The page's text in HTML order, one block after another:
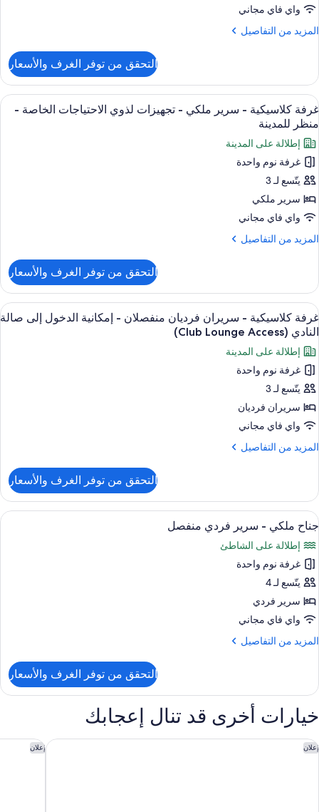
-
للمدينة
Access)
ملكي
منظر
واي فاي مجاني
المزيد من التفاصيل
المزيد
غرفة
كلاسيكية
-
سرير
ملكي
-
منظر
للمدينة
التحقق من توفر الغرف والأسعار
استعراض
جميع
صور
غرفة
كلاسيكية
-
سرير
ملكي
-
تجهيزات
الاحتياجات
الخاصة
-
منظر
للمدينة
أغطية فراش متميزة وألحفة محشوة
14
غرفة كلاسيكية - سرير ملكي - تجهيزات لذوي الاحتياجات الخاصة -
منظر للمدينة
إطلالة على المدينة
غرفة نوم واحدة
يتّسع لـ 3
سرير ملكي
واي فاي مجاني
المزيد من التفاصيل
المزيد
غرفة
كلاسيكية
-
سرير
ملكي
-
تجهيزات
لذوي
الاحتياجات
الخاصة
منظر
للمدينة
التحقق من توفر الغرف والأسعار
استعراض
جميع
صور
غرفة
كلاسيكية
-
سريران
فرديان
منفصلان
الدخول
إلى
صالة
النادي
(Club
Lounge
Access)
أغطية فراش متميزة وألحفة محشوة
11
غرفة كلاسيكية - سريران فرديان منفصلان - إمكانية الدخول إلى صالة
النادي (Club Lounge Access)
إطلالة على المدينة
غرفة نوم واحدة
يتّسع لـ 3
سريران فرديان
واي فاي مجاني
المزيد من التفاصيل
المزيد
غرفة
كلاسيكية
-
سريران
فرديان
منفصلان
إمكانية
الدخول
إلى
صالة
النادي
(Club
التحقق من توفر الغرف والأسعار
استعراض
جميع
صور
جناح
ملكي
-
سرير
فردي
منفصل
أغطية فراش متميزة وألحفة محشوة
25
جناح ملكي - سرير فردي منفصل
إطلالة على الشاطئ
غرفة نوم واحدة
يتّسع لـ 4
سرير فردي
واي فاي مجاني
المزيد من التفاصيل
المزيد
جناح
ملكي
-
سرير
فردي
منفصل
التحقق من توفر الغرف والأسعار
خيارات أخرى قد تنال إعجابك
إعلان
أجنحة ڤوكو الدوحة ويست باي فندق تابع لمجموعة فنادق آي إيتش جي
إعلان
والدورف